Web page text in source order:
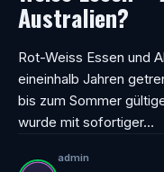
Australien?
Rot-Weiss Essen und
eineinhalb Jahren
bis zum Sommer
wurde mit sofortiger…
admin